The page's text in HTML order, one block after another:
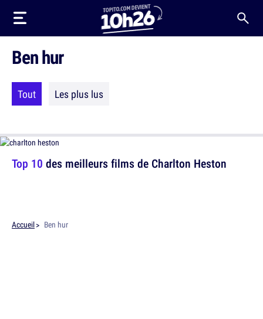
Ben hur
Tout Les plus lus
Top 10 des meilleurs films de Charlton Heston
Accueil Ben hur